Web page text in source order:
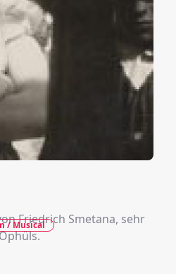
Friedrich Smetana, sehr
/ Musical